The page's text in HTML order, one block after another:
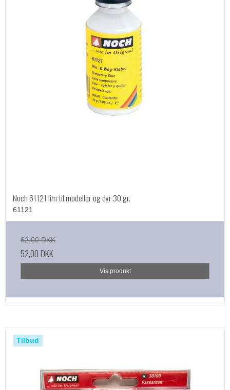
Noch 61121 lim til modeller og dyr 30 gr.
61121
62,00 DKK
52,00 DKK
Vis produkt
Tilbud